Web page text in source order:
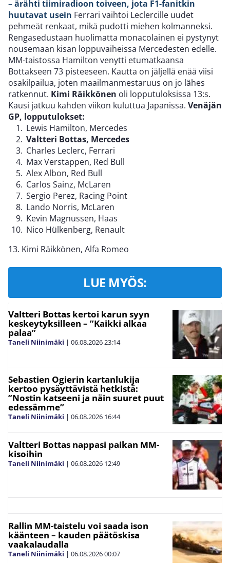
– ärähti tiimiradioon toiveen, jota F1-fanitkin
huutavat usein Ferrari vaihtoi Leclercille uudet
pehmeät renkaat, mikä pudotti miehen kolmanneksi.
Rengasedustaan huolimatta monacolainen ei pystynyt
nousemaan kisan loppuvaiheissa Mercedesten edelle.
MM-taistossa Hamilton venytti etumatkaansa
Bottakseen 73 pisteeseen. Kautta on jäljellä enää viisi
osakilpailua, joten maailmanmestaruus on jo lähes
ratkennut. Kimi Räikkönen oli lopputuloksissa 13:s.
Kausi jatkuu kahden viikon kuluttua Japanissa. Venäjän
GP, lopputulokset:
Lewis Hamilton, Mercedes
Valtteri Bottas, Mercedes
Charles Leclerc, Ferrari
Max Verstappen, Red Bull
Alex Albon, Red Bull
Carlos Sainz, McLaren
Sergio Perez, Racing Point
Lando Norris, McLaren
Kevin Magnussen, Haas
Nico Hülkenberg, Renault
13. Kimi Räikkönen, Alfa Romeo
LUE MYÖS:
Valtteri Bottas kertoi karun syyn
keskeytyksilleen – ”Kaikki alkaa
palaa”
Taneli Niinimäki | 06.08.202623:14
Sebastien Ogierin kartanlukija
kertoo pysäyttävistä hetkistä:
”Nostin katseeni ja näin suuret puut
edessämme”
Taneli Niinimäki | 06.08.2026 16:44
Valtteri Bottas nappasi paikan MM-
kisoihin
Taneli Niinimäki | 06.08.2026 12:49
Rallin MM-taistelu voi saada ison
käänteen – kauden päätöskisa
vaakalaudalla
Taneli Niinimäki | 06.08.202600:07